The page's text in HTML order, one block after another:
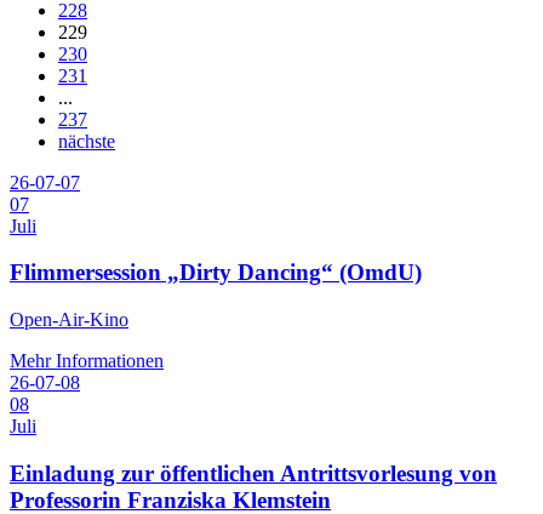
228
229
230
231
...
237
nächste
26-07-07
07
Juli
Flimmersession „Dirty Dancing“ (OmdU)
Open-Air-Kino
Mehr Informationen
26-07-08
08
Juli
Einladung zur öffentlichen Antrittsvorlesung von
Professorin Franziska Klemstein